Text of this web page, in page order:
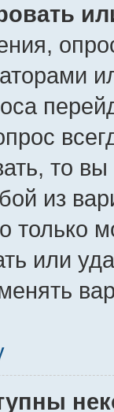
то
из
только
или